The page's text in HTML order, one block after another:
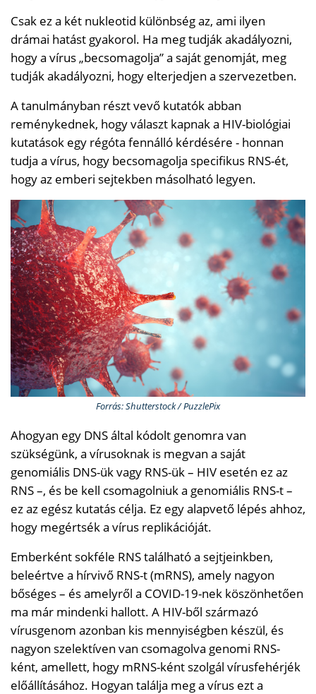
Csak ez a két nukleotid különbség az, ami ilyen
drámai hatást gyakorol. Ha meg tudják akadályozni,
hogy a vírus „becsomagolja” a saját genomját, meg
tudják akadályozni, hogy elterjedjen a szervezetben.
A tanulmányban részt vevő kutatók abban
reménykednek, hogy választ kapnak a HIV-biológiai
kutatások egy régóta fennálló kérdésére - honnan
tudja a vírus, hogy becsomagolja specifikus RNS-ét,
hogy az emberi sejtekben másolható legyen.
Forrás: Shutterstock / PuzzlePix
Ahogyan egy DNS által kódolt genomra van
szükségünk, a vírusoknak is megvan a saját
genomiális DNS-ük vagy RNS-ük – HIV esetén ez az
RNS –, és be kell csomagolniuk a genomiális RNS-t –
ez az egész kutatás célja. Ez egy alapvető lépés ahhoz,
hogy megértsék a vírus replikációját.
Emberként sokféle RNS található a sejtjeinkben,
beleértve a hírvivő RNS-t (mRNS), amely nagyon
bőséges – és amelyről a COVID-19-nek köszönhetően
ma már mindenki hallott. A HIV-ből származó
vírusgenom azonban kis mennyiségben készül, és
nagyon szelektíven van csomagolva genomi RNS-
ként, amellett, hogy mRNS-ként szolgál vírusfehérjék
előállításához. Hogyan találja meg a vírus ezt a